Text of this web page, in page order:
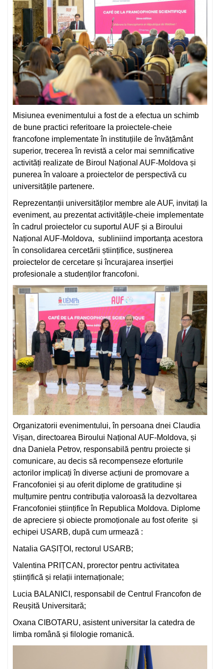
Misiunea evenimentului a fost de a efectua un schimb
de bune practici referitoare la proiectele-cheie
francofone implementate în instituțiile de învățământ
superior, trecerea în revistă a celor mai semnificative
activități realizate de Biroul Național AUF-Moldova și
punerea în valoare a proiectelor de perspectivă cu
universitățile partenere.
Reprezentanții universităților membre ale AUF, invitați la
eveniment, au prezentat activitățile-cheie implementate
în cadrul proiectelor cu suportul AUF și a Biroului
Național AUF-Moldova, subliniind importanța acestora
în consolidarea cercetării științifice, susținerea
proiectelor de cercetare și încurajarea inserției
profesionale a studenților francofoni.
Organizatorii evenimentului, în persoana dnei Claudia
Vișan, directoarea Biroului Național AUF-Moldova, și
dna Daniela Petrov, responsabilă pentru proiecte și
comunicare, au decis să recompenseze eforturile
actorilor implicați în diverse acțiuni de promovare a
Francofoniei și au oferit diplome de gratitudine și
mulțumire pentru contribuția valoroasă la dezvoltarea
Francofoniei științifice în Republica Moldova. Diplome
de apreciere și obiecte promoționale au fost oferite și
echipei USARB, după cum urmează :
Natalia GAȘIȚOI, rectorul USARB;
Valentina PRIȚCAN, prorector pentru activitatea
științifică și relații internaționale;
Lucia BALANICI, responsabil de Centrul Francofon de
Reușită Universitară;
Oxana CIBOTARU, asistent universitar la catedra de
limba română și filologie romanică.